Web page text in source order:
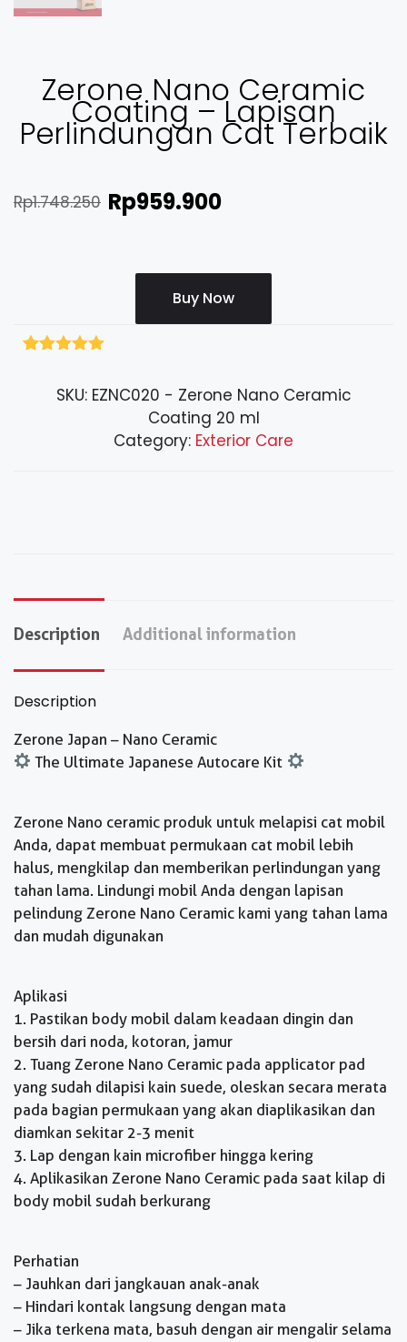
Zerone Nano Ceramic
Coating – Lapisan
Perlindungan Cat Terbaik
Rp1.748.250 Rp959.900
Buy Now
based on
SKU: EZNC020 - Zerone Nano Ceramic
Coating 20 ml
Category: Exterior Care
Description Additional information
Description
Zerone Japan – Nano Ceramic
The Ultimate Japanese Autocare Kit
Zerone Nano ceramic produk untuk melapisi cat mobil
Anda, dapat membuat permukaan cat mobil lebih
halus, mengkilap dan memberikan perlindungan yang
tahan lama. Lindungi mobil Anda dengan lapisan
pelindung Zerone Nano Ceramic kami yang tahan lama
dan mudah digunakan
Aplikasi
1. Pastikan body mobil dalam keadaan dingin dan
bersih dari noda, kotoran, jamur
2. Tuang Zerone Nano Ceramic pada applicator pad
yang sudah dilapisi kain suede, oleskan secara merata
pada bagian permukaan yang akan diaplikasikan dan
diamkan sekitar 2-3 menit
3. Lap dengan kain microfiber hingga kering
4. Aplikasikan Zerone Nano Ceramic pada saat kilap di
body mobil sudah berkurang
Perhatian
– Jauhkan dari jangkauan anak-anak
– Hindari kontak langsung dengan mata
– Jika terkena mata, basuh dengan air mengalir selama